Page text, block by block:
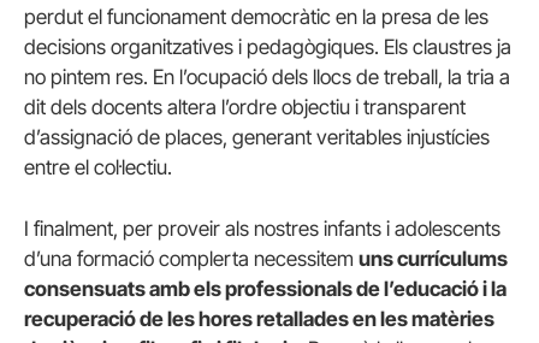
perdut el funcionament democràtic en la presa de les
decisions organitzatives i pedagògiques. Els claustres ja
no pintem res. En l’ocupació dels llocs de treball, la tria a
dit dels docents altera l’ordre objectiu i transparent
d’assignació de places, generant veritables injustícies
entre el col·lectiu.
I finalment, per proveir als nostres infants i adolescents
d’una formació complerta necessitem uns currículums
consensuats amb els professionals de l’educació i la
recuperació de les hores retallades en les matèries